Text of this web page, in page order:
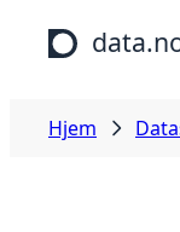
Hopp til
Hjem